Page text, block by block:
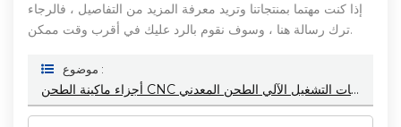
إذا كنت مهتما بمنتجاتنا وتريد معرفة المزيد من التفاصيل ، فالرجاء
ترك رسالة هنا ، وسوف نقوم بالرد عليك في أقرب وقت ممكن.
موضوع :
أجزاء ماكينة الطحن CNC خدمة أجزاء التشغيل الآلي منتجات التشغيل الآلي الطحن المعدني OEM/ODM